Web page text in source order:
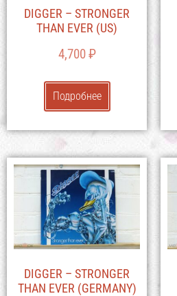
DIGGER – STRONGER
THAN EVER (US)
4,700₽
Подробнее
DIGGER – STRONGER
THAN EVER (GERMANY)